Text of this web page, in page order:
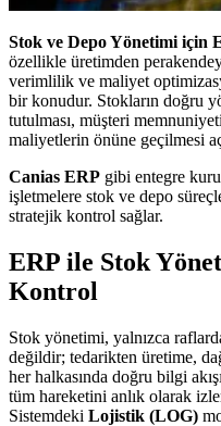
Stok ve Depo Yönetimi için
özellikle üretimden
verimlilik ve maliyet
bir konudur. Stokların doğru
tutulması, müşteri
maliyetlerin önüne geçilmesi
Canias ERP gibi entegre
işletmelere stok ve depo
stratejik kontrol sağlar.
ERP ile Stok
Kontrol
Stok yönetimi, yalnızca
değildir; tedarikten üretime,
her halkasında doğru bilgi
tüm hareketini anlık olarak
Sistemdeki Lojistik (LOG)